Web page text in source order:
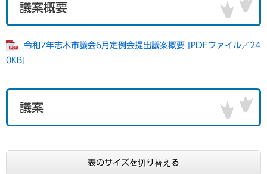
議案概要
令和7年志木市議会6月定例会提出議案概要 [PDFファイル／24
0KB]
議案
表のサイズを切り替える